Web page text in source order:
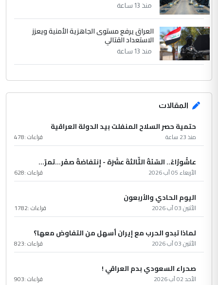
منذ 13 ساعة
العراق يرفع مستوى الجاهزية الأمنية ويعزز
الاستعداد القتالي
منذ 13 ساعة
المقالات
حتمية حصر السلاح المنفلت بيد الدولة العراقية
منذ 23 ساعة قراءات :478
عاشُورْاءُ.. السّنَةُ الثّالثةَ عشَرَة - إِنتفاضةُ صفَر…تمرّ...
الأربعاء 05 آب 2026 قراءات :628
اليوم الحادي والأربعون
الأثنين 03 آب 2026 قراءات :1782
لماذا تبدو الحرب مع إيران أسهل من التفاوض معها؟
الأثنين 03 آب 2026 قراءات :823
صحراء السعودي بدم العراقي !
الأحد 02 آب 2026 قراءات :903